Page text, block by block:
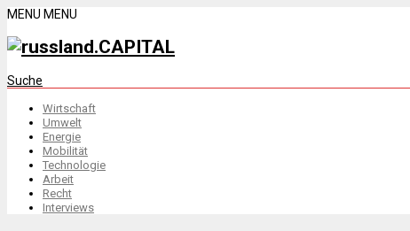
MENU MENU
Suche
Wirtschaft
Umwelt
Energie
Mobilität
Technologie
Arbeit
Recht
Interviews